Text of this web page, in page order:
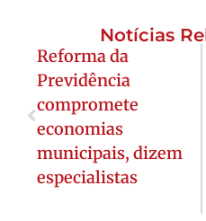
Notícias
Reforma da
Previdência
compromete
economias
municipais, dizem
especialistas